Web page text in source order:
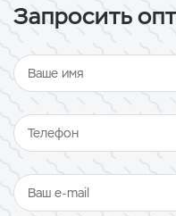
Запросить